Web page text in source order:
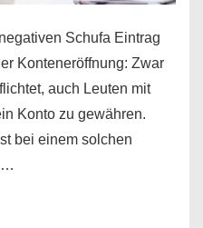
Schufa Eintrag
Konteneröffnung: Zwar
auch Leuten mit
Konto zu gewähren.
bei einem solchen
…